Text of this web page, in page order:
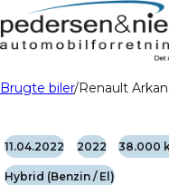
Brugte biler Renault
11.04.2022 2022 38.000
Hybrid (Benzin / El)